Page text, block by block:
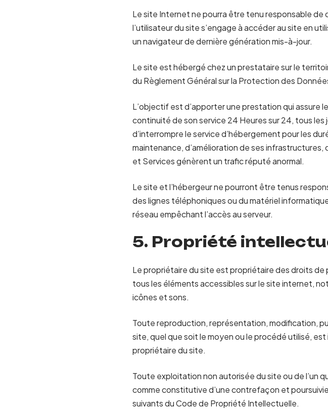
Le site Internet ne pourra être tenu responsable de
l’utilisateur du site s’engage à accéder au site en
un navigateur de dernière génération mis-à-jour.
Le site est hébergé chez un prestataire sur le
du Règlement Général sur la Protection des
L’objectif est d’apporter une prestation qui assure
continuité de son service 24 Heures sur 24, tous les
d’interrompre le service d’hébergement pour les
maintenance, d’amélioration de ses
et Services génèrent un trafic réputé anormal.
Le site et l’hébergeur ne pourront être tenus
des lignes téléphoniques ou du matériel
réseau empêchant l’accès au serveur.
5. Propriété
Le propriétaire du site est propriétaire des droits
tous les éléments accessibles sur le site internet,
icônes et sons.
Toute reproduction, représentation, modification,
site, quel que soit le moyen ou le procédé utilisé,
propriétaire du site.
Toute exploitation non autorisée du site ou de l’un
comme constitutive d’une contrefaçon et
suivants du Code de Propriété Intellectuelle.